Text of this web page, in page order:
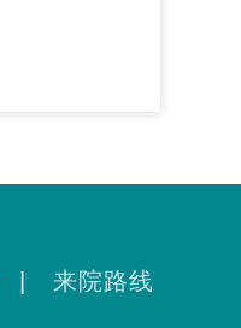
来院路线